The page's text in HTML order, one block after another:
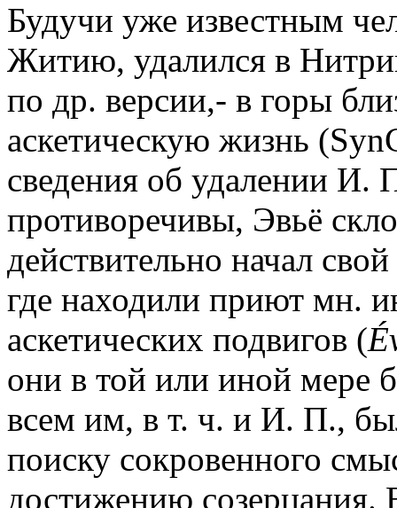
Будучи уже известным
Житию, удалился в
по др. версии,- в горы
аскетическую жизнь
сведения об удалении И.
противоречивы, Эвьё
действительно начал
где находили приют мн.
аскетических подвигов (
они в той или иной мере
всем им, в т. ч. и И. П.,
поиску сокровенного
достижению